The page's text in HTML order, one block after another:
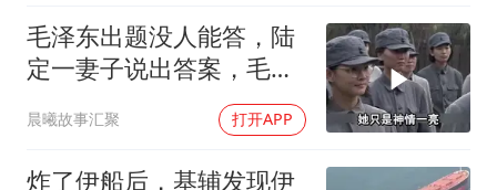
毛泽东出题没人能答，陆
定一妻子说出答案，毛主
晨曦故事汇聚 打开APP
炸了伊船后，基辅发现伊